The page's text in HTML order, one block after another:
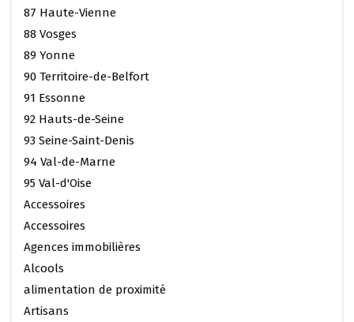
87 Haute-Vienne
88 Vosges
89 Yonne
90 Territoire-de-Belfort
91 Essonne
92 Hauts-de-Seine
93 Seine-Saint-Denis
94 Val-de-Marne
95 Val-d'Oise
Accessoires
Accessoires
Agences immobilières
Alcools
alimentation de proximité
Artisans